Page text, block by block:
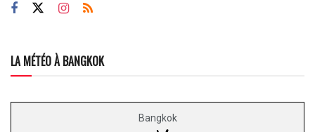
LA MÉTÉO À BANGKOK
Bangkok